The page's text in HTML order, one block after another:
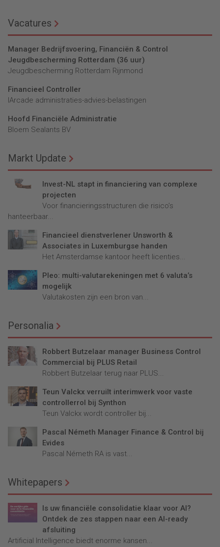
Vacatures
Manager Bedrijfsvoering, Financiën & Control
Jeugdbescherming Rotterdam (36 uur)
Jeugdbescherming Rotterdam Rijnmond
Financieel Controller
lArcade administraties-advies-belastingen
Hoofd Financiële Administratie
Bloem Sealants BV
Markt Update
Invest-NL stapt in financiering van complexe
projecten
Voor financieringsstructuren die risico’s
hanteerbaar...
Financieel dienstverlener Unsworth &
Associates in Luxemburgse handen
Het Amsterdamse kantoor heeft licenties...
Pleo: multi-valutarekeningen met 6 valuta’s
mogelijk
Valutakosten zijn een bron van...
Personalia
Robbert Butzelaar manager Business Control
Commercial bij PLUS Retail
Robbert Butzelaar terug naar PLUS...
Teun Valckx verruilt interimwerk voor vaste
controllerrol bij Synthon
Teun Valckx wordt controller bij...
Pascal Németh Manager Finance & Control bij
Evides
Pascal Németh RA is vast...
Whitepapers
Is uw financiële consolidatie klaar voor AI?
Ontdek de zes stappen naar een AI-ready
afsluiting
Artificial Intelligence biedt enorme kansen...